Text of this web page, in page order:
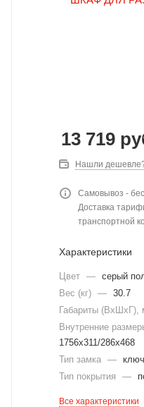
13 719
Нашли
Самовывоз -
Доставка
транспортной
Характеристики
Цвет — cерый
Вес (кг) — 30.7
Габариты (ВхШхГ),
Внутренние
1756x311/286x468
Тип замка —
Тип покрытия
—
Все характеристики